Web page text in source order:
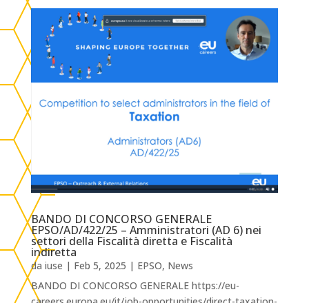
BANDO DI CONCORSO GENERALE
EPSO/AD/422/25 – Amministratori (AD 6) nei
settori della Fiscalità diretta e Fiscalità
indiretta
da iuse | Feb 5, 2025 | EPSO, News
BANDO DI CONCORSO GENERALE https://eu-